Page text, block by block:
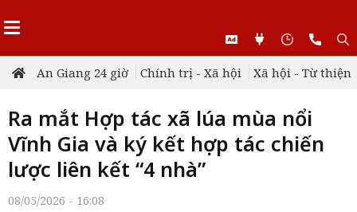
An Giang 24 giờ Chính trị - Xã hội Xã hội - Từ thiện
Ra mắt Hợp tác xã lúa mùa nổi
Vĩnh Gia và ký kết hợp tác chiến
lược liên kết “4 nhà”
08/05/2026 - 16:08